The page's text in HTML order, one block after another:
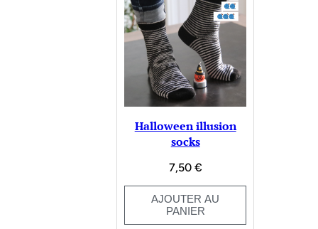
Halloween illusion
socks
7,50 €
AJOUTER AU
PANIER